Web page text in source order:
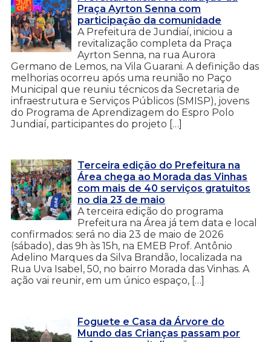
Praça Ayrton Senna com
participação da comunidade
A Prefeitura de Jundiaí, iniciou a
revitalização completa da Praça
Ayrton Senna, na rua Aurora
Germano de Lemos, na Vila Guarani. A definição das
melhorias ocorreu após uma reunião no Paço
Municipal que reuniu técnicos da Secretaria de
infraestrutura e Serviços Públicos (SMISP), jovens
do Programa de Aprendizagem do Espro Polo
Jundiaí, participantes do projeto […]
Terceira edição do Prefeitura na
Área chega ao Morada das Vinhas
com mais de 40 serviços gratuitos
no dia 23 de maio
A terceira edição do programa
Prefeitura na Área já tem data e local
confirmados: será no dia 23 de maio de 2026
(sábado), das 9h às 15h, na EMEB Prof. Antônio
Adelino Marques da Silva Brandão, localizada na
Rua Uva Isabel, 50, no bairro Morada das Vinhas. A
ação vai reunir, em um único espaço, […]
Foguete e Casa da Árvore do
Mundo das Crianças passam por